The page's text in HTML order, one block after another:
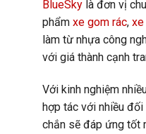
BlueSky là đơn vị
phẩm xe gom rác, xe
làm từ nhựa công
với giá thành cạnh
Với kinh nghiệm
hợp tác với nhiều
chắn sẽ đáp ứng tốt